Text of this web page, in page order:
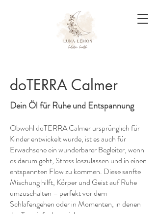
doTERRA Calmer
Dein Öl für Ruhe und Entspannung
Obwohl doTERRA Calmer ursprünglich für
Kinder entwickelt wurde, ist es auch für
Erwachsene ein wunderbarer Begleiter, wenn
es darum geht, Stress loszulassen und in einen
entspannten Flow zu kommen. Diese sanfte
Mischung hilft, Körper und Geist auf Ruhe
umzuschalten – perfekt vor dem
Schlafengehen oder in Momenten, in denen